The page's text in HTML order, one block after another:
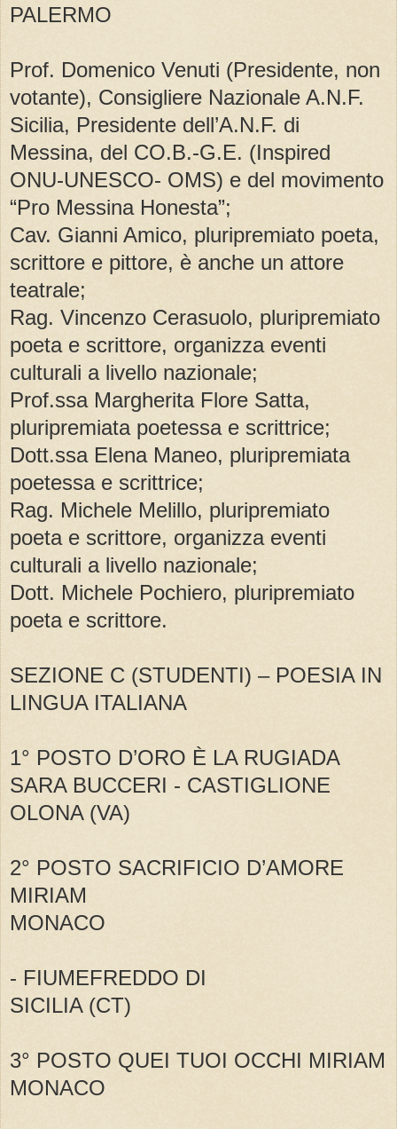
PALERMO
Prof. Domenico Venuti (Presidente, non
votante), Consigliere Nazionale A.N.F.
Sicilia, Presidente dell’A.N.F. di
Messina, del CO.B.-G.E. (Inspired
ONU-UNESCO- OMS) e del movimento
“Pro Messina Honesta”;
Cav. Gianni Amico, pluripremiato poeta,
scrittore e pittore, è anche un attore
teatrale;
Rag. Vincenzo Cerasuolo, pluripremiato
poeta e scrittore, organizza eventi
culturali a livello nazionale;
Prof.ssa Margherita Flore Satta,
pluripremiata poetessa e scrittrice;
Dott.ssa Elena Maneo, pluripremiata
poetessa e scrittrice;
Rag. Michele Melillo, pluripremiato
poeta e scrittore, organizza eventi
culturali a livello nazionale;
Dott. Michele Pochiero, pluripremiato
poeta e scrittore.
SEZIONE C (STUDENTI) – POESIA IN
LINGUA ITALIANA
1° POSTO D’ORO È LA RUGIADA
SARA BUCCERI - CASTIGLIONE
OLONA (VA)
2° POSTO SACRIFICIO D’AMORE
MIRIAM
MONACO
- FIUMEFREDDO DI
SICILIA (CT)
3° POSTO QUEI TUOI OCCHI MIRIAM
MONACO